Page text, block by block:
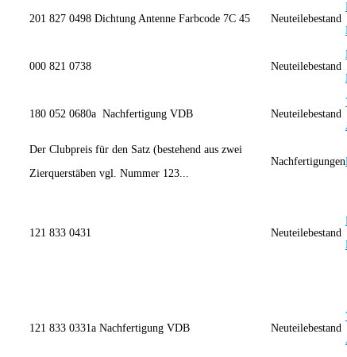
201 827 0498 Dichtung Antenne Farbcode 7C 45 Neuteilebestand
000 821 0738 Neuteilebestand
180 052 0680a Nachfertigung VDB Neuteilebestand
Der Clubpreis für den Satz (bestehend aus zwei
Zierquerstäben vgl. Nummer 123...
Nachfertigungen
121 833 0431 Neuteilebestand
121 833 0331a Nachfertigung VDB Neuteilebestand